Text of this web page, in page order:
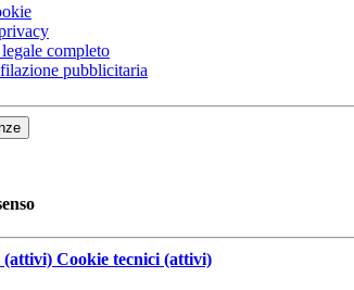
completo
pubblicitaria
(attivi) Cookie tecnici (attivi)